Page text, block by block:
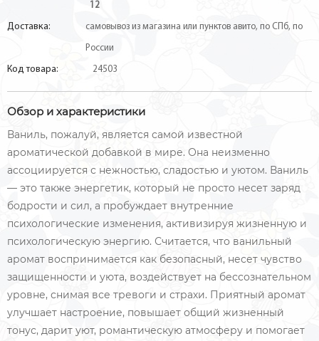
12
Доставка: самовывоз из магазина или пунктов авито, по СПб, по
России
Код товара: 24503
Обзор и характеристики
Ваниль, пожалуй, является самой известной
ароматической добавкой в мире. Она неизменно
ассоциируется с нежностью, сладостью и уютом. Ваниль
— это также энергетик, который не просто несет заряд
бодрости и сил, а пробуждает внутренние
психологические изменения, активизируя жизненную и
психологическую энергию. Считается, что ванильный
аромат воспринимается как безопасный, несет чувство
защищенности и уюта, воздействует на бессознательном
уровне, снимая все тревоги и страхи. Приятный аромат
улучшает настроение, повышает общий жизненный
тонус, дарит уют, романтическую атмосферу и помогает